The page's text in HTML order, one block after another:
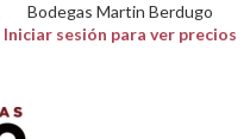
Bodegas Martin Berdugo
Iniciar sesión para ver precios